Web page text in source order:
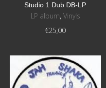
Studio 1 Dub DB-LP
LP album, Vinyls
€25,00